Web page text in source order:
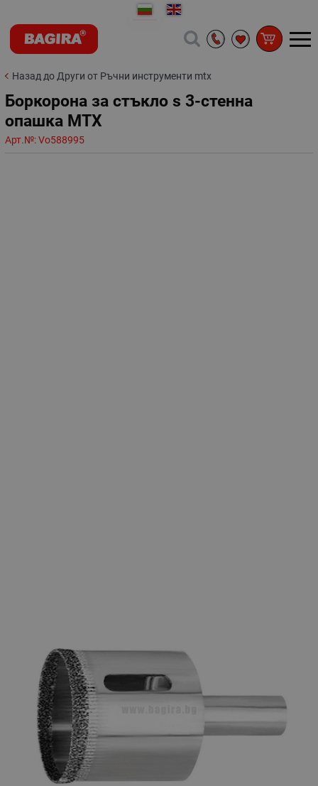
Назад до Други от Ръчни инструменти mtx
Боркорона за стъкло s 3-стенна
опашка MTX
Арт.№:Vo588995